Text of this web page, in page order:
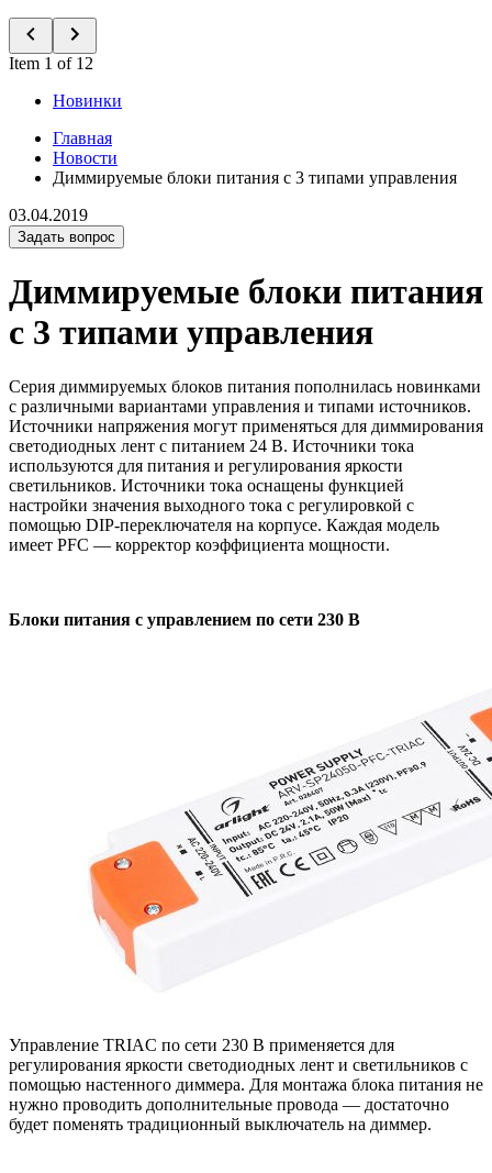
Item 1 of 12
Новинки
Главная
Новости
Диммируемые блоки питания с 3 типами управления
03.04.2019
Задать вопрос
Диммируемые блоки питания
с 3 типами управления
Серия диммируемых блоков питания пополнилась новинками
с различными вариантами управления и типами источников.
Источники напряжения могут применяться для диммирования
светодиодных лент с питанием 24 В. Источники тока
используются для питания и регулирования яркости
светильников. Источники тока оснащены функцией
настройки значения выходного тока с регулировкой с
помощью DIP-переключателя на корпусе. Каждая модель
имеет PFC — корректор коэффициента мощности.
Блоки питания с управлением по сети 230 В
Управление TRIAC по сети 230 В применяется для
регулирования яркости светодиодных лент и светильников с
помощью настенного диммера. Для монтажа блока питания не
нужно проводить дополнительные провода — достаточно
будет поменять традиционный выключатель на диммер.